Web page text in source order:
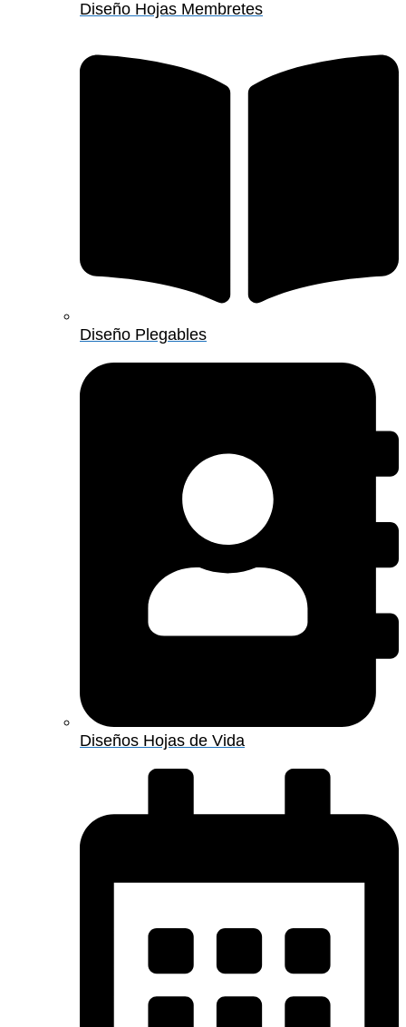
Diseño Hojas Membretes
Diseño Plegables
Diseños Hojas de Vida